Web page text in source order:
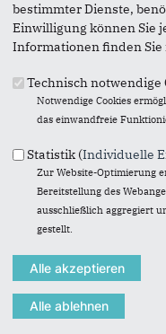
Anmerkung: Ihre E-
Personen, denen Sie
informieren, von wem
Das mit *
Eigener Name*
Senden an*
bestimmter Dienste,
Einwilligung können Sie
Informationen finden
Technisch notwendige
Notwendige Cookies
das einwandfreie
Statistik (Individuelle
Zur Website-Optimierung
Bereitstellung des
ausschließlich aggregiert
gestellt.